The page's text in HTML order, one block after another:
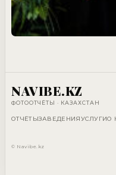
NAVIBE.KZ
ФОТООТЧЁТЫ · КАЗАХСТАН
ОТЧЁТЫЗАВЕДЕНИЯУСЛУГИО
© Navibe.kz